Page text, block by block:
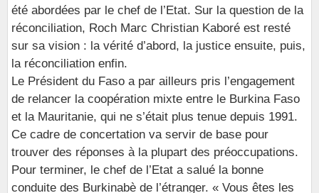
été abordées par le chef de l’Etat. Sur la question de la
réconciliation, Roch Marc Christian Kaboré est resté
sur sa vision : la vérité d’abord, la justice ensuite, puis,
la réconciliation enfin.
Le Président du Faso a par ailleurs pris l’engagement
de relancer la coopération mixte entre le Burkina Faso
et la Mauritanie, qui ne s’était plus tenue depuis 1991.
Ce cadre de concertation va servir de base pour
trouver des réponses à la plupart des préoccupations.
Pour terminer, le chef de l’Etat a salué la bonne
conduite des Burkinabè de l’étranger. « Vous êtes les